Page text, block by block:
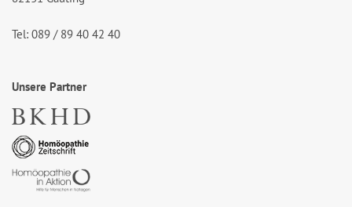
Tel: 089 / 89 40 42 40
Unsere Partner